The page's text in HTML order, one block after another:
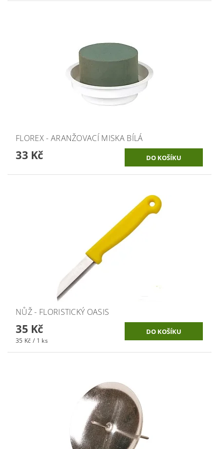
FLOREX - ARANŽOVACÍ MISKA BÍLÁ
33 Kč
NŮŽ - FLORISTICKÝ OASIS
35 Kč
35 Kč / 1 ks